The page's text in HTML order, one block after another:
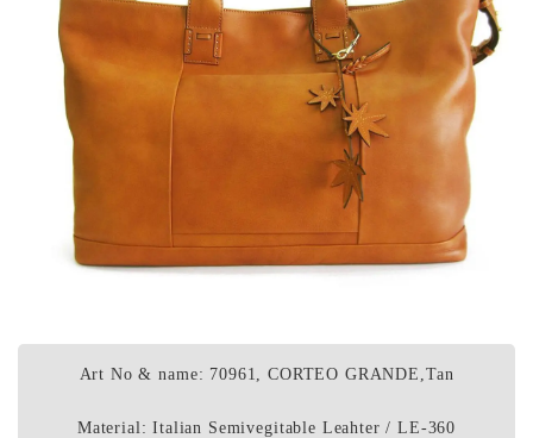
Art No & name: 70961, CORTEO GRANDE,Tan
Material: Italian Semivegitable Leahter / LE-360